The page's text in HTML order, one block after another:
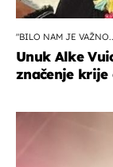
"BILO NAM JE
Unuk Alke
značenje krije